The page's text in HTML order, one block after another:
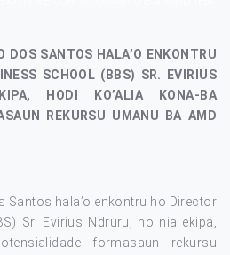
DOS SANTOS HALA’O ENKONTRU
SCHOOL (BBS) SR. EVIRIUS
HODI KO’ALIA KONA-BA
REKURSU UMANU BA AMD
Santos hala’o enkontru ho Director
Sr. Evirius Ndruru, no nia ekipa,
formasaun rekursu